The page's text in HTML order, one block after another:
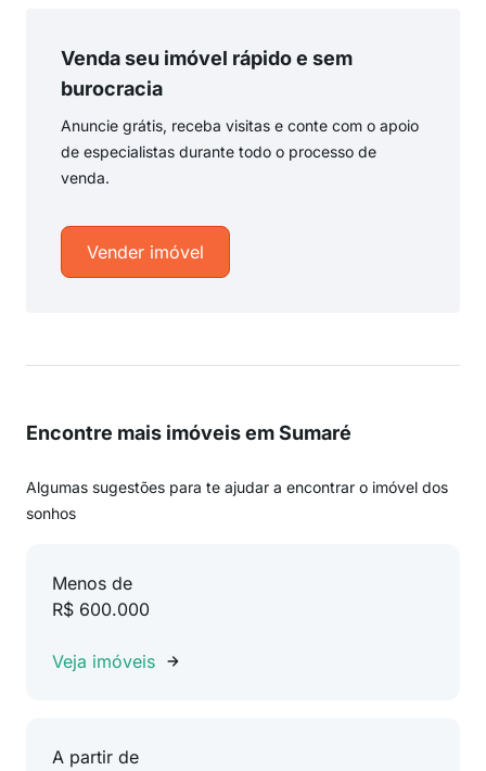
Venda seu imóvel rápido e sem
burocracia
Anuncie grátis, receba visitas e conte com o apoio
de especialistas durante todo o processo de
venda.
Vender imóvel
Encontre mais imóveis em Sumaré
Algumas sugestões para te ajudar a encontrar o imóvel dos
sonhos
Menos de
R$ 600.000
Veja imóveis
A partir de